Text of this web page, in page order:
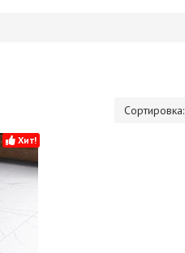
Сортировка:
Хит!